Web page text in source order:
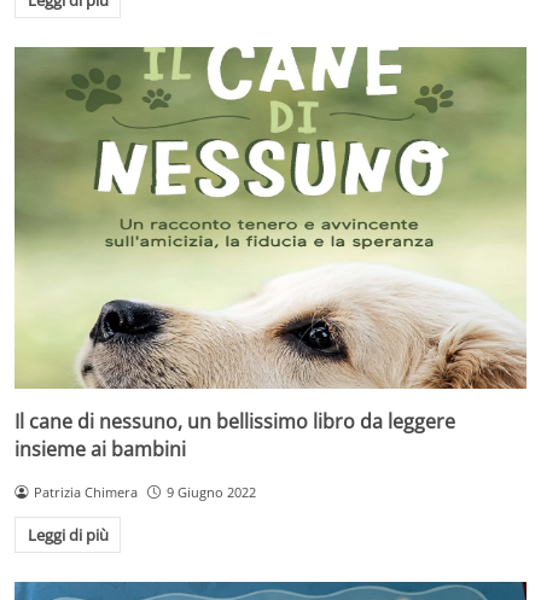
Il cane di nessuno, un bellissimo libro da leggere
insieme ai bambini
Patrizia Chimera 9 Giugno 2022
Leggi di più